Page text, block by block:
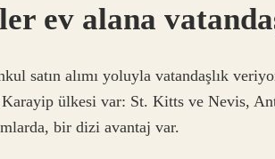
ev alana
satın alımı yoluyla vatandaşlık
Karayip ülkesi var: St. Kitts ve Nevis,
bir dizi avantaj var.